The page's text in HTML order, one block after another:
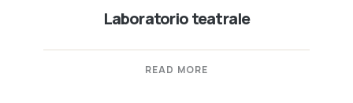
Laboratorio teatrale
READ MORE